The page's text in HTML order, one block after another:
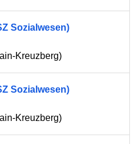
Sozialwesen)
Kreuzberg)
Sozialwesen)
Kreuzberg)